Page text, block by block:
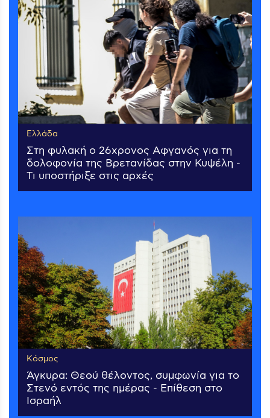
Ελλάδα
Στη φυλακή ο 26χρονος Αφγανός για τη
δολοφονία της Βρετανίδας στην Κυψέλη -
Τι υποστήριξε στις αρχές
Κόσμος
Άγκυρα: Θεού θέλοντος, συμφωνία για το
Στενό εντός της ημέρας - Επίθεση στο
Ισραήλ